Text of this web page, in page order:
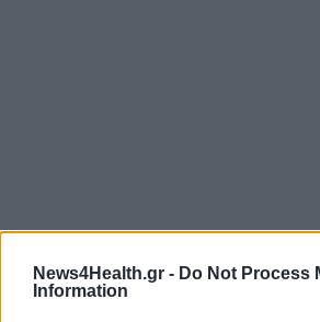
News4Health.gr - Do Not Process
Information